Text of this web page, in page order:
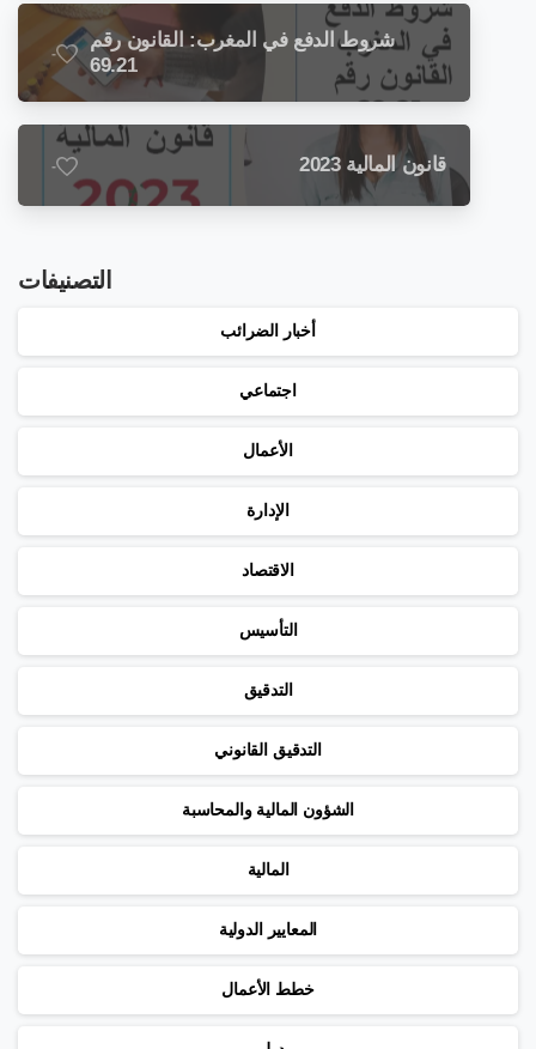
الأفق
شروط الدفع في المغرب: القانون رقم
69.21
-
قانون المالية 2023 -
التصنيفات
أخبار الضرائب
اجتماعي
الأعمال
الإدارة
الاقتصاد
التأسيس
التدقيق
التدقيق القانوني
الشؤون المالية والمحاسبة
المالية
المعايير الدولية
خطط الأعمال